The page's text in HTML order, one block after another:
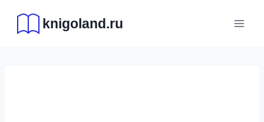
содержимому
knigoland.ru